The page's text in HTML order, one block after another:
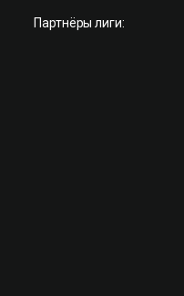
Партнёры лиги: